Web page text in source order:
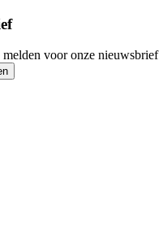
voor onze nieuwsbrief